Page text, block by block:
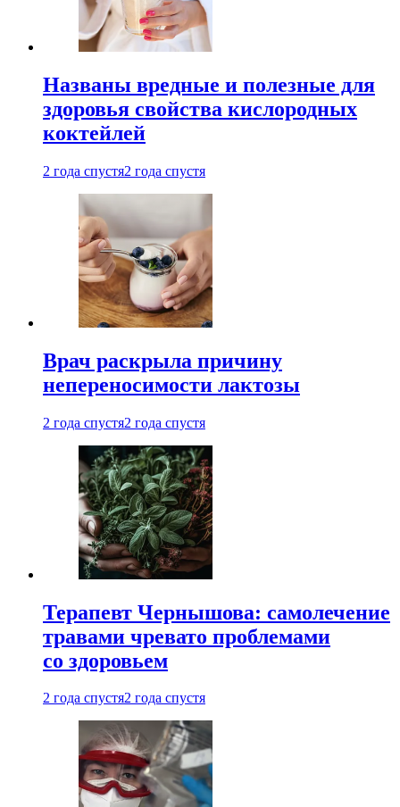
Названы вредные и полезные для
здоровья свойства кислородных
коктейлей
2 года спустя2 года спустя
Врач раскрыла причину
непереносимости лактозы
2 года спустя2 года спустя
Терапевт Чернышова: самолечение
травами чревато проблемами
со здоровьем
2 года спустя2 года спустя